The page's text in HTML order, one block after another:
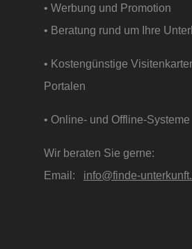
• Werbung und Promotion
• Beratung rund um Ihre
• Kostengünstige
Portalen
• Online- und Offline-Systeme
Wir beraten Sie gerne:
Email: info@finde-